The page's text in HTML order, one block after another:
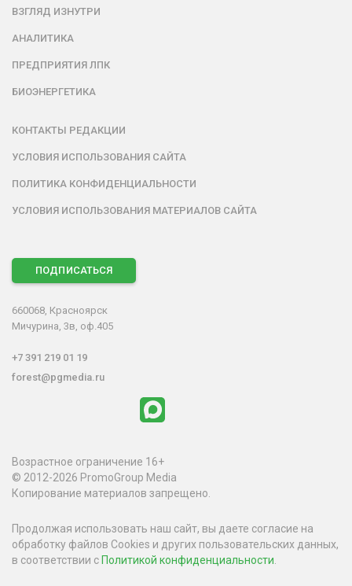
ВЗГЛЯД ИЗНУТРИ
АНАЛИТИКА
ПРЕДПРИЯТИЯ ЛПК
БИОЭНЕРГЕТИКА
КОНТАКТЫ РЕДАКЦИИ
УСЛОВИЯ ИСПОЛЬЗОВАНИЯ САЙТА
ПОЛИТИКА КОНФИДЕНЦИАЛЬНОСТИ
УСЛОВИЯ ИСПОЛЬЗОВАНИЯ МАТЕРИАЛОВ САЙТА
ПОДПИСАТЬСЯ
660068, Красноярск
Мичурина, 3в, оф.405
+7 391 219 01 19
forest@pgmedia.ru
Возрастное ограничение 16+
© 2012-2026 PromoGroup Media
Копирование материалов запрещено.
Продолжая использовать наш сайт, вы даете согласие на
обработку файлов Cookies и других пользовательских данных,
в соответствии с Политикой конфиденциальности.